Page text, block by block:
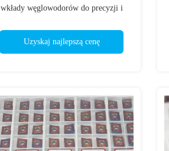
wkłady węglowodorów do precyzji i
Uzyskaj najlepszą cenę